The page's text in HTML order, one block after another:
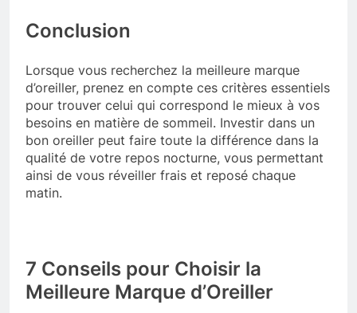
Conclusion
Lorsque vous recherchez la meilleure marque
d’oreiller, prenez en compte ces critères essentiels
pour trouver celui qui correspond le mieux à vos
besoins en matière de sommeil. Investir dans un
bon oreiller peut faire toute la différence dans la
qualité de votre repos nocturne, vous permettant
ainsi de vous réveiller frais et reposé chaque
matin.
7 Conseils pour Choisir la
Meilleure Marque d’Oreiller